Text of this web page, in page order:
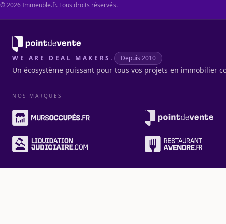
©2026Immeuble.fr. Tous droits réservés.
WE ARE DEAL MAKERS. Depuis 2010
Un écosystème puissant pour tous vos projets en immobilier
NOS MARQUES